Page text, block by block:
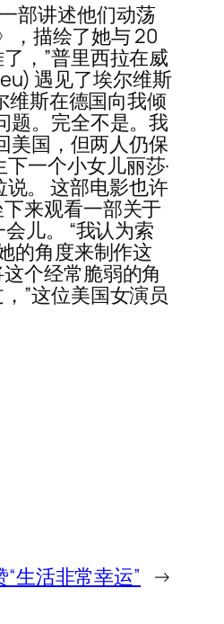
部讲述他们动荡
，描绘了她与 20
，”普里西拉在威
遇见了埃尔维斯
维斯在德国向我倾
题。完全不是。我
美国，但两人仍保
一个小女儿丽莎·
。 这部电影也许
来观看一部关于
儿。 “我认为索
的角度来制作这
个经常脆弱的角
”这位美国女演员
生活非常幸运” →